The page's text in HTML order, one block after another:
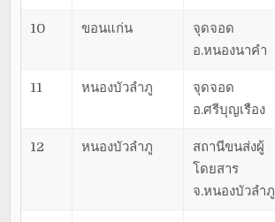
10 ขอนแก่น
จุดจอด
อ.หนองนาคำ
11 หนองบัวลำภู
จุดจอด
อ.ศรีบุญเรือง
12 หนองบัวลำภู
สถานีขนส่งผู้
โดยสาร
จ.หนองบัวลำภู